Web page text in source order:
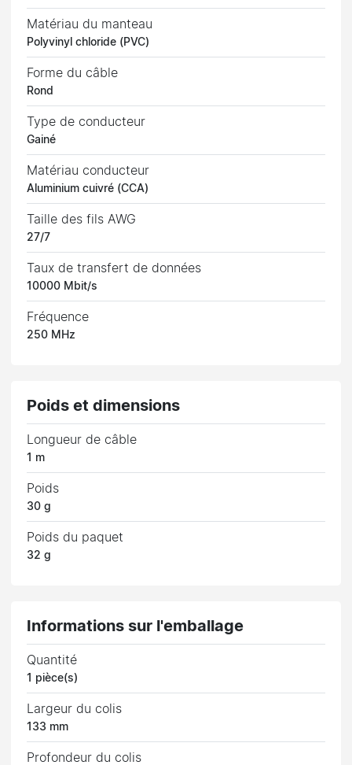
Matériau du manteau
Polyvinyl chloride (PVC)
Forme du câble
Rond
Type de conducteur
Gainé
Matériau conducteur
Aluminium cuivré (CCA)
Taille des fils AWG
27/7
Taux de transfert de données
10000 Mbit/s
Fréquence
250 MHz
Poids et dimensions
Longueur de câble
1 m
Poids
30 g
Poids du paquet
32 g
Informations sur l'emballage
Quantité
1 pièce(s)
Largeur du colis
133 mm
Profondeur du colis